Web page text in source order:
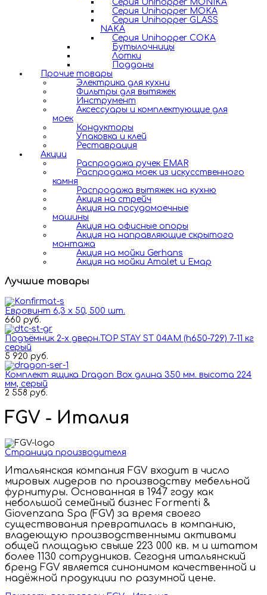
Серия Unihopper MONIKA
Серия Unihopper MOKA
Серия Unihopper GLASS
NAKA
Серия Unihopper COKA
Бутылочницы
Лотки
Поддоны
Прочие товары
Электрика для кухни
Фильтры для вытяжек
Инструмент
Аксессуары и комплектующие для
моек
Кондукторы
Упаковка и клей
Реставрация
Акции
Распродажа ручек EMAR
Распродажа моек из искусственного
камня
Распродажа вытяжек на кухню
Акция на стрейч
Акция на посудомоечные
машины
Акция на офисные опоры
Акция на направляющие скрытого
монтажа
Акция на мойки Gerhans
Акция на мойки Amalet и Емар
Лучшие товары
Евровинт 6,3 х 50, 500 шт.
660 руб.
Подъёмник 2-х дверн.TOP STAY SТ 04AM (h650-729) 7-11 кг
серый
5 920 руб.
Комплект ящика Dragon Box длина 350 мм. высота 224
мм, серый
2 558 руб.
FGV - Италия
Страница производителя
Итальянская компания FGV входит в число
мировых лидеров по производству мебельной
фурнитуры. Основанная в 1947 году как
небольшой семейный бизнес Formenti &
Giovenzana Spa (FGV) за время своего
существования превратилась в компанию,
владеющую производственными активами
общей площадью свыше 223 000 кв. м и штатом
более 1130 сотрудников. Сегодня итальянский
бренд FGV является синонимом качественной и
надёжной продукции по разумной цене.